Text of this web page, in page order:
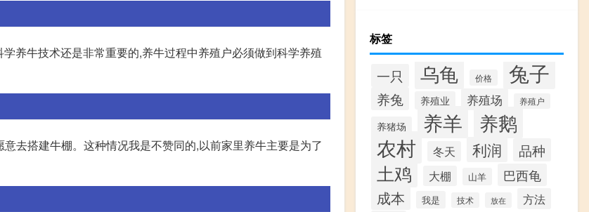
养牛技术还是非常重要的,养牛过程中养殖户必须做到科学养殖
去搭建牛棚。这种情况我是不赞同的,以前家里养牛主要是为了
标签
一只 乌龟 价格 兔子
养兔 养殖业 养殖场 养殖户
养猪场 养羊 养鹅
农村 冬天 利润 品种
土鸡 大棚 山羊 巴西龟
成本 我是 技术 放在
方法